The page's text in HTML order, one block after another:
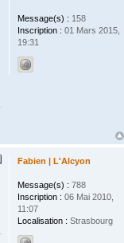
Message(s) : 158
Inscription : 01 Mars 2015,
19:31
Fabien | L'Alcyon
Message(s) : 788
Inscription : 06 Mai 2010,
11:07
Localisation : Strasbourg